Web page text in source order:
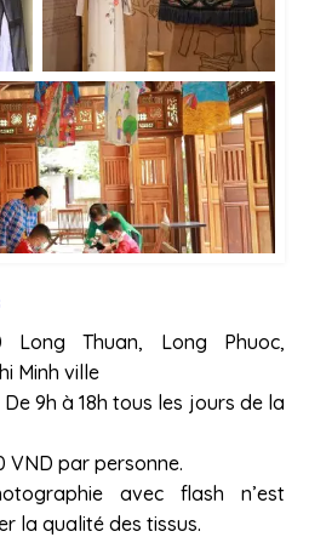
Thuan, Long Phuoc,
Minh ville
De 9h à 18h tous les jours de la
VND par personne.
avec flash n’est
la qualité des tissus.